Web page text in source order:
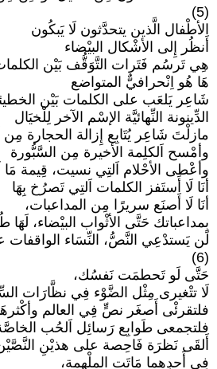
(5)
الأطْفال الَّذين يتحدَّثون لَا يَبكُون
أَنظُر إِلى الأشْكال البيْضاء
هِي تَرسُم فَتَرات التَّوَقُّف بَيْن
هَا هُو اِنْحرافيٌّ المتواضع
شَاعِر يَلعَب على الكلمات بَيْن
الدِّينونة النِّهائيَّة الإسْم الآخر لِلْخيَال
مازلْتَ شَاعِر يُتَابِع إِزالة الحجارة
وأمْسح اَلكلِمة الأخيرة مِن السَّبُّورة
وأعْطى الأحْلام اَلتِي نسيت، قِيمة مَا
أنَا لَا أَستَفز الكلمات اَلتِي تَصرُخ بِهَا
أنَا لَا أَصنَع سريرًا مِن المداعبات،
بِمداعباتك حَتَّى الأثْواب البيْضاء،
لَن يَستدْعِي النَّصُّ، النِّسَاء
(6)
حَتَّى لَو تَحطمَت نَفسُك،
لَا تتْغيرى مِثْل الضَّوْء فِي نظَّارَات
فلتقرئْى أَصغَر نصٍّ فِي العالم
فلتجمعى طَوابِع رَسائِل اَلحُب
أَلقَى نَظرَة فَاحِصة على هذيْنِ
فِي أَحدِهما مَاتَت الملْهمة،